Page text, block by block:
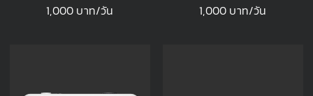
1,000 บาท/วัน 1,000 บาท/วัน